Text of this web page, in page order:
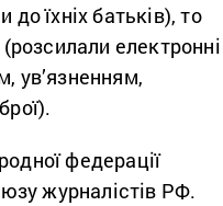
їхніх батьків), то
електронні
ув’язненням,
федерації
журналістів РФ.